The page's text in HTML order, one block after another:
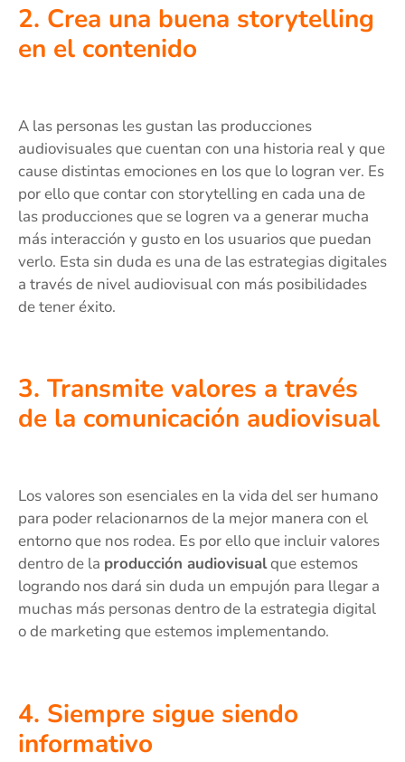
2. Crea una buena storytelling
en el contenido
A las personas les gustan las producciones
audiovisuales que cuentan con una historia real y que
cause distintas emociones en los que lo logran ver. Es
por ello que contar con storytelling en cada una de
las producciones que se logren va a generar mucha
más interacción y gusto en los usuarios que puedan
verlo. Esta sin duda es una de las estrategias digitales
a través de nivel audiovisual con más posibilidades
de tener éxito.
3. Transmite valores a través
de la comunicación audiovisual
Los valores son esenciales en la vida del ser humano
para poder relacionarnos de la mejor manera con el
entorno que nos rodea. Es por ello que incluir valores
dentro de la producción audiovisualque estemos
logrando nos dará sin duda un empujón para llegar a
muchas más personas dentro de la estrategia digital
o de marketing que estemos implementando.
4. Siempre sigue siendo
informativo